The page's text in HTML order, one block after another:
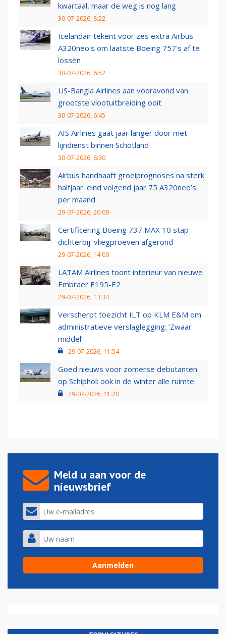
kwartaal, maar de weg is nog lang
30-07-2026, 8:22
Icelandair tekent voor zes extra Airbus
A320neo's om laatste Boeing 757's af te
lossen
30-07-2026, 6:52
US-Bangla Airlines aan vooravond van
grootste vlootuitbreiding ooit
30-07-2026, 6:45
AIS Airlines gaat jaar langer door met
lijndienst binnen Schotland
30-07-2026, 6:30
Airbus handhaaft groeiprognoses na sterk
halfjaar: eind volgend jaar 75 A320neo’s
per maand
29-07-2026, 20:09
Certificering Boeing 737 MAX 10 stap
dichterbij: vliegproeven afgerond
29-07-2026, 14:09
LATAM Airlines toont interieur van nieuwe
Embraer E195-E2
29-07-2026, 13:34
Verscherpt toezicht ILT op KLM E&M om
administratieve verslaglegging: ‘Zwaar
middel’
29-07-2026, 11:54
Goed nieuws voor zomerse debutanten
op Schiphol: ook in de winter alle ruimte
29-07-2026, 11:20
Meld u aan voor de
nieuwsbrief